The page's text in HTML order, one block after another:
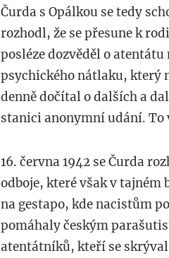
Čurda s Opálkou se tedy
rozhodl, že se přesune k
posléze dozvěděl o
psychického nátlaku, který
denně dočítal o dalších a
stanici anonymní udání. To
16. června 1942 se Čurda
odboje, které však v tajném
na gestapo, kde nacistům
pomáhaly českým
atentátníků, kteří se